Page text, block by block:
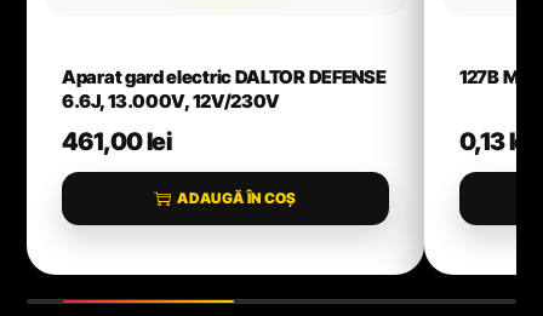
Aparat gard electric DALTOR DEFENSE
6.6J, 13.000V, 12V/230V
461,00lei
ADAUGĂ ÎN COȘ
127B
0,13lei